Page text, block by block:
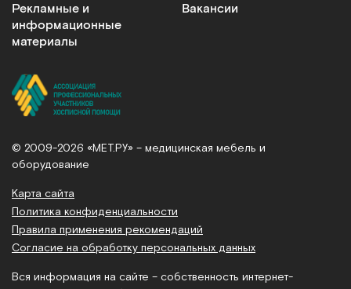
Рекламные и
информационные
материалы
Вакансии
© 2009-2026 «МЕТ.РУ» – медицинская мебель и
оборудование
Карта сайта
Политика конфиденциальности
Правила применения рекомендаций
Согласие на обработку персональных данных
Вся информация на сайте – собственность интернет-